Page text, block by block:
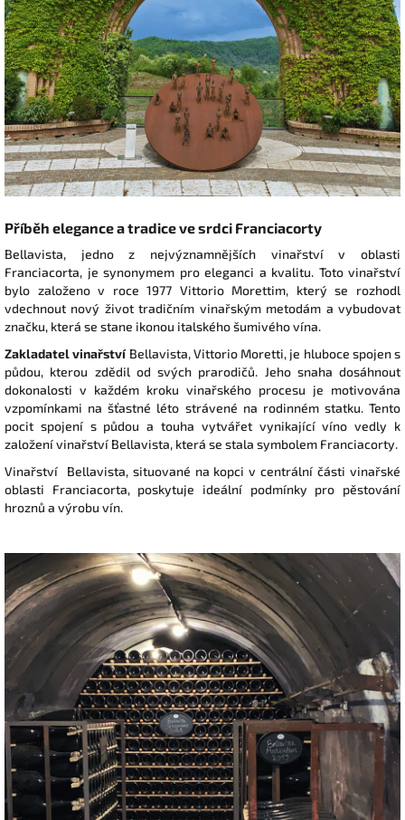
Příběh eleganceatradicevesrdci Franciacorty
Bellavista, jedno z nejvýznamnějších vinařství v oblasti
Franciacorta, je synonymem pro eleganci a kvalitu. Toto vinařství
bylo založeno v roce 1977 Vittorio Morettim, který se rozhodl
vdechnout nový život tradičním vinařským metodám a vybudovat
značku, která se stane ikonou italského šumivého vína.
Zakladatel vinařstvíBellavista, Vittorio Moretti, je hluboce spojen s
půdou, kterou zdědil od svých prarodičů. Jeho snaha dosáhnout
dokonalosti v každém kroku vinařského procesu je motivována
vzpomínkami na šťastné léto strávené na rodinném statku. Tento
pocit spojení s půdou a touha vytvářet vynikající víno vedly k
založení vinařství Bellavista, která se stala symbolem Franciacorty.
Vinařství Bellavista, situované na kopci v centrální části vinařské
oblasti Franciacorta, poskytuje ideální podmínky pro pěstování
hroznů a výrobu vín.